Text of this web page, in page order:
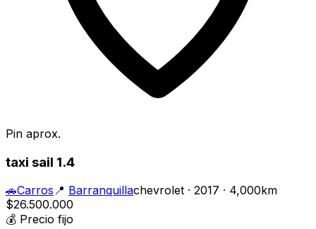
Pin aprox.
taxi sail 1.4
🚗Carros 📍 Barranquillachevrolet · 2017 · 4,000km
$26.500.000
💰 Precio fijo